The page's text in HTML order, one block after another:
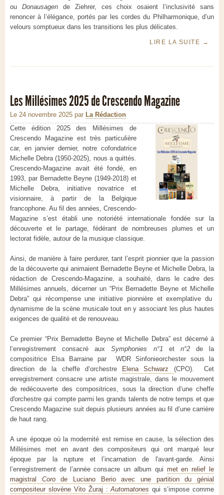
ou Donausagende Ziehrer, ces choix osaient l’inclusivité sans
renoncer à l’élégance, portés par les cordes du Philharmonique, d’un
velours somptueux dans les transitions les plus délicates.
LIRE LA SUITE →
Les Millésimes 2025 de Crescendo Magazine
Le 24 novembre 2025 par La Rédaction
Cette édition 2025 des Millésimes de
Crescendo Magazine est très particulière
car, en janvier dernier, notre cofondatrice
Michelle Debra (1950-2025), nous a quittés.
Crescendo-Magazine avait été fondé, en
1993, par Bernadette Beyne (1949-2018) et
Michelle Debra, initiative novatrice et
visionnaire, à partir de la Belgique
francophone. Au fil des années, Crescendo-
Magazine s’est établi une notoriété internationale fondée sur la
découverte et le partage, fédérant de nombreuses plumes et un
lectorat fidèle, autour de la musique classique.
Ainsi, de manière à faire perdurer, tant l’esprit pionnier que la passion
de la découverte qui animaient Bernadette Beyne et Michelle Debra, la
rédaction de Crescendo-Magazine, a souhaité, dans le cadre des
Millésimes annuels, décerner un “Prix Bernadette Beyne et Michelle
Debra” qui récompense une initiative pionnière et exemplative du
dynamisme de la scène musicale tout en y associant les plus hautes
exigences de qualité et de renouveau.
Ce premier “Prix Bernadette Beyne et Michelle Debra” est décerné à
l’enregistrement consacré auxSymphonies n°1 et n°2de la
compositrice Elsa Barraine par WDR Sinfonieorchester sous la
direction de la cheffe d’orchestre
Elena Schwarz (CPO). Cet
enregistrement consacre une artiste magistrale, dans le mouvement
de redécouverte des compositrices, sous la direction d’une cheffe
d'orchestre qui compte parmi les grands talents de notre temps et que
Crescendo Magazine suit depuis plusieurs années au fil d’une carrière
de haut rang.
A une époque où la modernité est remise en cause, la sélection des
Millésimes met en avant des compositeurs qui ont marqué leur
époque par la rupture et l’incarnation de l'avant-garde. Ainsi
l’enregistrement de l’année consacre un album qui met en relief le
magistral Corode Luciano Berio avec une partition du génial
compositeur slovène Vito Žuraj :Automatones qui s’impose comme